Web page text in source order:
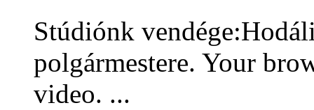
Stúdiónk
polgármestere. Your
video. ...